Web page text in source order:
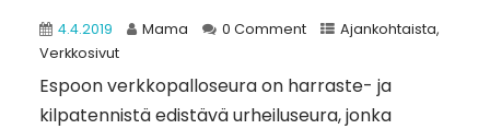
4.4.2019 Mama 0 Comment Ajankohtaista,
Verkkosivut
Espoon verkkopalloseura on harraste- ja
kilpatennistä edistävä urheiluseura, jonka